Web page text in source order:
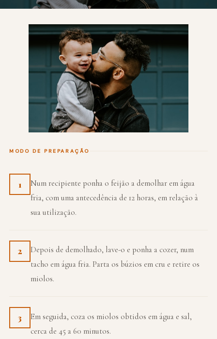
MODO DE PREPARAÇÃO
1
Num recipiente ponha o feijão a demolhar em água
fria, com uma antecedência de 12 horas, em relação à
sua utilização.
2
Depois de demolhado, lave-o e ponha a cozer, num
tacho em água fria. Parta os búzios em cru e retire os
miolos.
3
Em seguida, coza os miolos obtidos em água e sal,
cerca de 45 a 60 minutos.